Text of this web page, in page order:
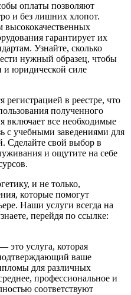
оплаты позволяют
и без лишних хлопот.
высококачественных
гарантирует их
Узнайте, сколько
нужный образец, чтобы
и юридической силе
в реестре, что
полученного
включает все необходимые
с учебными заведениями для
Сделайте свой выбор в
и ощутите на себе
и не только,
которые помогут
Наши услуги всегда на
перейдя по ссылке:
это услуга, которая
ваше
для различных
профессиональное и
соответствуют